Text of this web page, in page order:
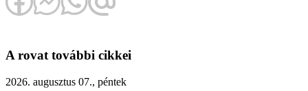
A rovat további cikkei
2026. augusztus 07., péntek